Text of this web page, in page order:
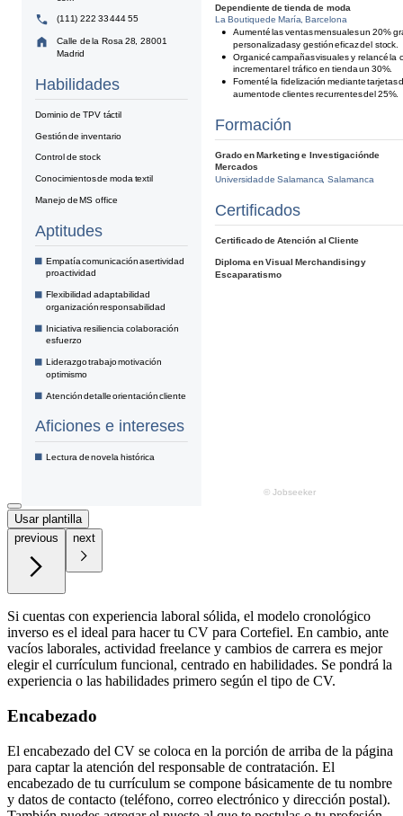
Usar plantilla
previous
next
Si cuentas con experiencia laboral sólida, el modelo cronológico
inverso es el ideal para hacer tu CV para Cortefiel. En cambio, ante
vacíos laborales, actividad freelance y cambios de carrera es mejor
elegir el currículum funcional, centrado en habilidades. Se pondrá la
experiencia o las habilidades primero según el tipo de CV.
Encabezado
El encabezado del CV se coloca en la porción de arriba de la página
para captar la atención del responsable de contratación. El
encabezado de tu currículum se compone básicamente de tu nombre
y datos de contacto (teléfono, correo electrónico y dirección postal).